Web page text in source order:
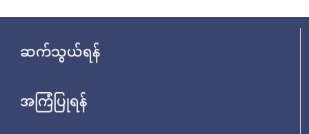
ဆက်သွယ်ရန်
အကြံပြုရန်